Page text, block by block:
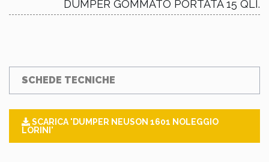
DUMPER GOMMATO PORTATA 15 QLI.
SCHEDE TECNICHE
SCARICA 'DUMPER NEUSON 1601 NOLEGGIO
LORINI'